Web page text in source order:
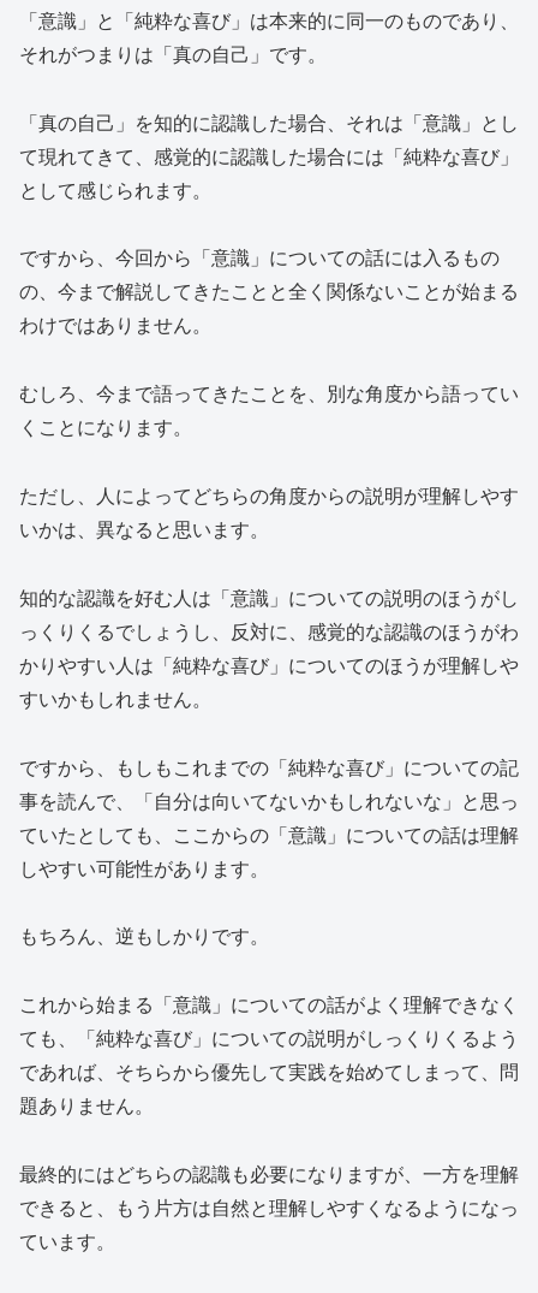
「意識」と「純粋な喜び」は本来的に同一のものであり、
それがつまりは「真の自己」です。
「真の自己」を知的に認識した場合、それは「意識」とし
て現れてきて、感覚的に認識した場合には「純粋な喜び」
として感じられます。
ですから、今回から「意識」についての話には入るもの
の、今まで解説してきたことと全く関係ないことが始まる
わけではありません。
むしろ、今まで語ってきたことを、別な角度から語ってい
くことになります。
ただし、人によってどちらの角度からの説明が理解しやす
いかは、異なると思います。
知的な認識を好む人は「意識」についての説明のほうがし
っくりくるでしょうし、反対に、感覚的な認識のほうがわ
かりやすい人は「純粋な喜び」についてのほうが理解しや
すいかもしれません。
ですから、もしもこれまでの「純粋な喜び」についての記
事を読んで、「自分は向いてないかもしれないな」と思っ
ていたとしても、ここからの「意識」についての話は理解
しやすい可能性があります。
もちろん、逆もしかりです。
これから始まる「意識」についての話がよく理解できなく
ても、「純粋な喜び」についての説明がしっくりくるよう
であれば、そちらから優先して実践を始めてしまって、問
題ありません。
最終的にはどちらの認識も必要になりますが、一方を理解
できると、もう片方は自然と理解しやすくなるようになっ
ています。